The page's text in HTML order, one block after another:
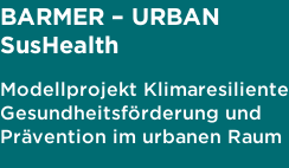
BARMER – URBAN
SusHealth
Modellprojekt Klimaresiliente
Gesundheitsförderung und
Prävention im urbanen Raum